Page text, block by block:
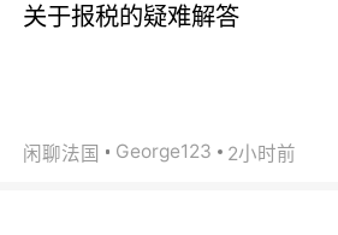
关于报税的疑难解答
闲聊法国 George123 2小时前